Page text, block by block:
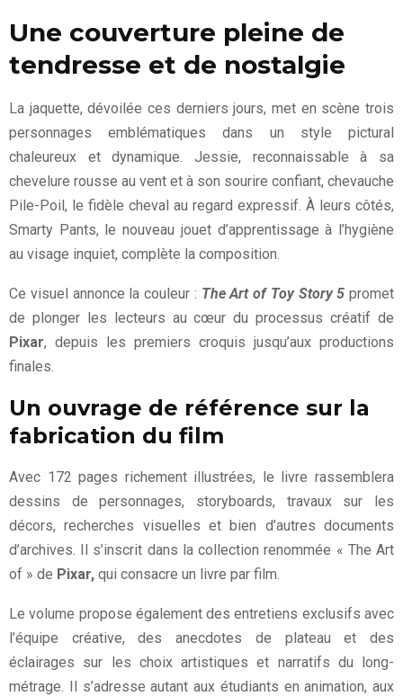
Une couverture pleine de
tendresse et de nostalgie
La jaquette, dévoilée ces derniers jours, met en scène trois
personnages emblématiques dans un style pictural
chaleureux et dynamique. Jessie, reconnaissable à sa
chevelure rousse au vent et à son sourire confiant, chevauche
Pile-Poil, le fidèle cheval au regard expressif. À leurs côtés,
Smarty Pants, le nouveau jouet d’apprentissage à l’hygiène
au visage inquiet, complète la composition.
Ce visuel annonce la couleur : The Art of Toy Story 5 promet
de plonger les lecteurs au cœur du processus créatif de
Pixar, depuis les premiers croquis jusqu’aux productions
finales.
Un ouvrage de référence sur la
fabrication du film
Avec 172 pages richement illustrées, le livre rassemblera
dessins de personnages, storyboards, travaux sur les
décors, recherches visuelles et bien d’autres documents
d’archives. Il s’inscrit dans la collection renommée « The Art
of » de Pixar, qui consacre un livre par film.
Le volume propose également des entretiens exclusifs avec
l’équipe créative, des anecdotes de plateau et des
éclairages sur les choix artistiques et narratifs du long-
métrage. Il s’adresse autant aux étudiants en animation, aux